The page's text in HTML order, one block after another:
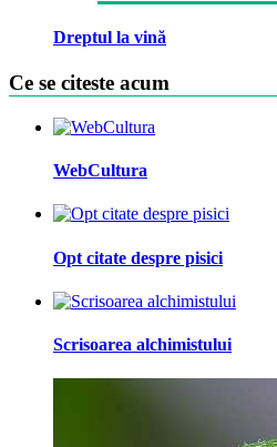
Dreptul la vină
Ce se citeste acum
WebCultura
Opt citate despre pisici
Scrisoarea alchimistului